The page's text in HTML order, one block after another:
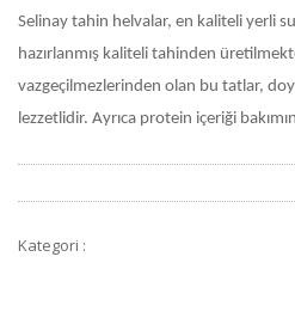
Selinay tahin helvalar, en kaliteli yerli
hazırlanmış kaliteli tahinden
vazgeçilmezlerinden olan bu tatlar,
lezzetlidir. Ayrıca protein içeriği
Kategori :